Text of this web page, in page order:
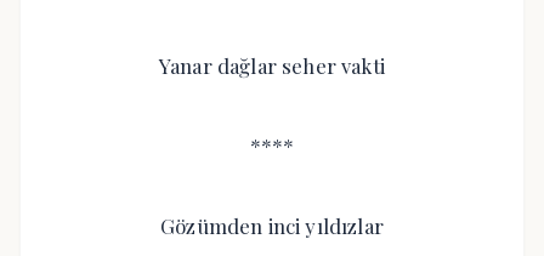
Yanar dağlar seher vakti
****
Gözümden inci yıldızlar